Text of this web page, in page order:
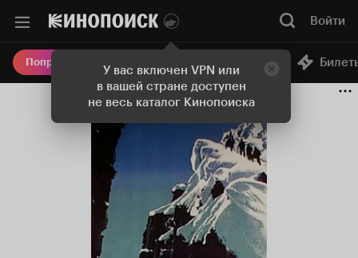
У вас включен VPN или
в вашей стране доступен
не весь каталог Кинопоиска
Войти
Попробовать Плюс Онлайн-кинотеатр